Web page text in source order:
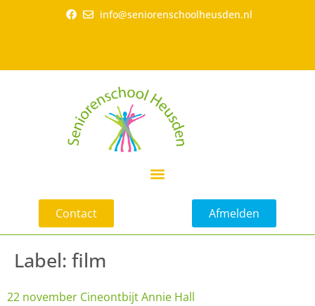
info@seniorenschoolheusden.nl
Contact Afmelden
Label: film
22 november Cineontbijt Annie Hall